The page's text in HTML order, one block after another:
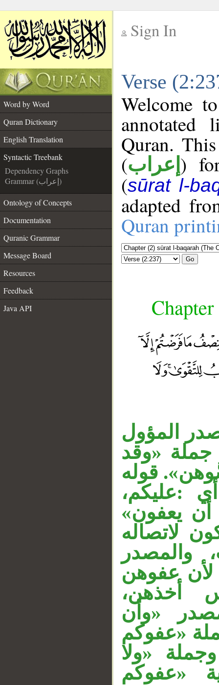
Sign In
Verse
Word by Word
Quran Dictionary
English Translation
Syntactic Treebank
Dependency Graphs
Grammar (إعراب)
Ontology of Concepts
Documentation
Quranic Grammar
Message Board
Resources
Feedback
Java API
Welcome
annotated
Quran.
(إعراب )
(sūrat l-
adapted
Quran
Go
المؤول
«وقد
قوله
:عليكم،
يعفون»
لاتصاله
لأن عفوهن
«وأن
«عفوكم
«ولا
«عفوكم